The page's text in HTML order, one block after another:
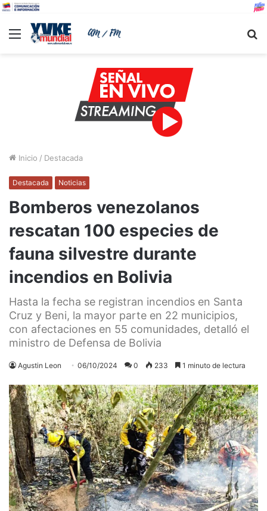
Menu
Inicio / Destacada
Destacada Noticias
Bomberos venezolanos
rescatan 100 especies de
fauna silvestre durante
incendios en Bolivia
Hasta la fecha se registran incendios en Santa
Cruz y Beni, la mayor parte en 22 municipios,
con afectaciones en 55 comunidades, detalló el
ministro de Defensa de Bolivia
Agustin Leon 06/10/2024 0 233 1 minuto de lectura